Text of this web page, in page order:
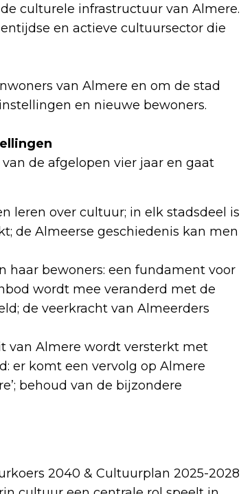
culturele infrastructuur van Almere.
en actieve cultuursector die
van Almere en om de stad
en nieuwe bewoners.
de afgelopen vier jaar en gaat
leren over cultuur; in elk stadsdeel is
de Almeerse geschiedenis kan men
haar bewoners: een fundament voor
wordt mee veranderd met de
de veerkracht van Almeerders
van Almere wordt versterkt met
er komt een vervolg op Almere
behoud van de bijzondere
2040 & Cultuurplan 2025-2028